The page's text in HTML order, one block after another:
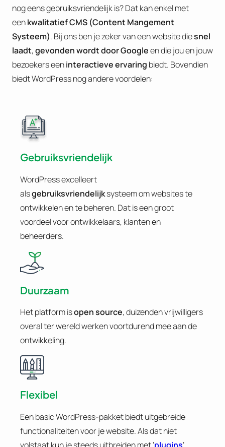
nog eens gebruiksvriendelijk is? Dat kan enkel met
eenkwalitatief CMS (Content Mangement
Systeem). Bij ons ben je zeker van een website diesnel
laadt,gevonden wordt door Googleen die jou en jouw
bezoekers eeninteractieve ervaring biedt. Bovendien
biedt WordPress nog andere voordelen:
Gebruiksvriendelijk
WordPress excelleert
alsgebruiksvriendelijksysteem om websites te
ontwikkelen en te beheren. Dat is een groot
voordeel voor ontwikkelaars, klanten en
beheerders.
Duurzaam
Het platform isopen source, duizenden vrijwilligers
overal ter wereld werken voortdurend mee aan de
ontwikkeling.
Flexibel
Een basic WordPress-pakket biedt uitgebreide
functionaliteiten voor je website. Als dat niet